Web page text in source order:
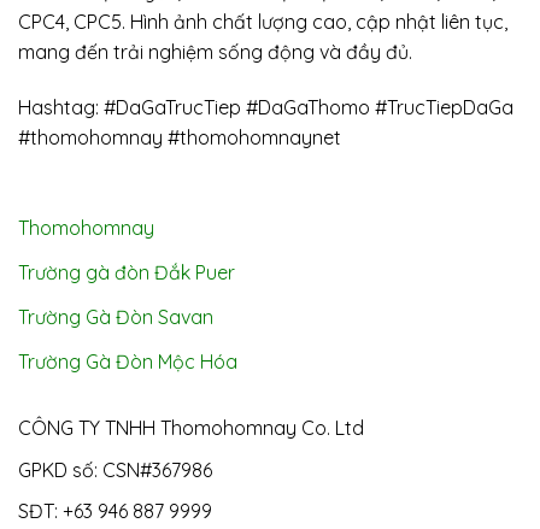
CPC4, CPC5. Hình ảnh chất lượng cao, cập nhật liên tục,
mang đến trải nghiệm sống động và đầy đủ.
Hashtag: #DaGaTrucTiep #DaGaThomo #TrucTiepDaGa
#thomohomnay #thomohomnaynet
Thomohomnay
Trường gà đòn Đắk Puer
Trường Gà Đòn Savan
Trường Gà Đòn Mộc Hóa
CÔNG TY TNHH Thomohomnay Co. Ltd
GPKD số: CSN#367986
SĐT: +63 946 887 9999